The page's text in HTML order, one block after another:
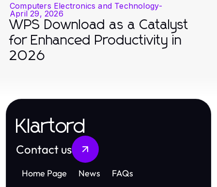
Computers Electronics and Technology-
April 29, 2026
WPS Download as a Catalyst
for Enhanced Productivity in
2026
Klartord
Contact us
Home Page News FAQs